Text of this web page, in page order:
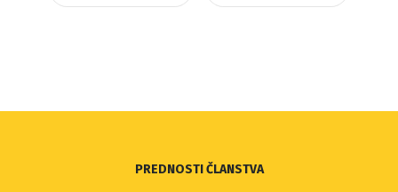
PREDNOSTI ČLANSTVA